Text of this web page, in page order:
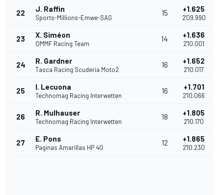
22 J. Raffin
Sports-Millions-Emwe-SAG
15 +1.625
2'09.990
23 X. Siméon
QMMF Racing Team
14 +1.636
2'10.001
24 R. Gardner
Tasca Racing Scuderia Moto2
16 +1.652
2'10.017
25 I. Lecuona
Technomag Racing Interwetten
16 +1.701
2'10.066
26 R. Mulhauser
Technomag Racing Interwetten
18 +1.805
2'10.170
27 E. Pons
Paginas Amarillas HP 40
12 +1.865
2'10.230